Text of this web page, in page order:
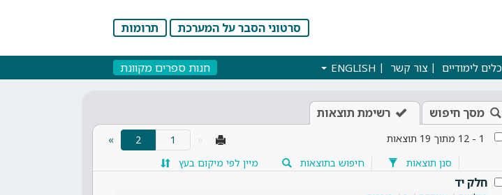
סרטוני הסבר על המערכת תרומות
כלים לימודיים צור קשר ENGLISH חנות ספרים מקוונת
מסך חיפוש רשימת תוצאות
1
-
12 מתוך 19 תוצאות 2
»
סנן תוצאות
חיפוש בתוצאות מיין לפי מיקום בעץ
חלק יד